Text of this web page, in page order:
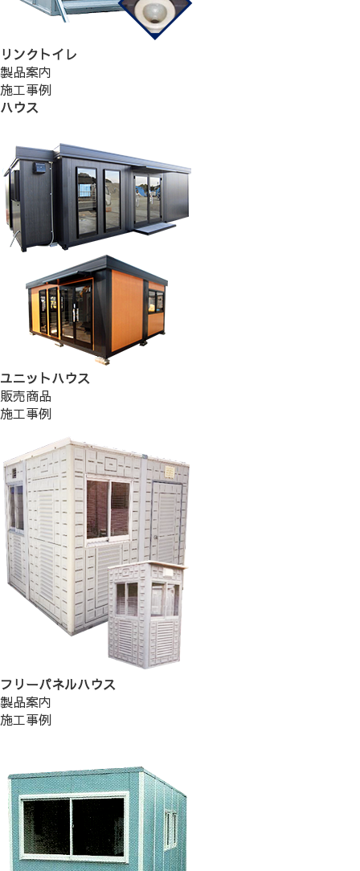
リンクトイレ
製品案内
施工事例
ハウス
ユニットハウス
販売商品
施工事例
フリーパネルハウス
製品案内
施工事例